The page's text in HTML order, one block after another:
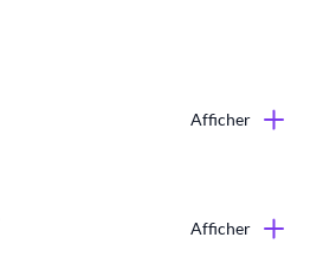
Afficher
Afficher